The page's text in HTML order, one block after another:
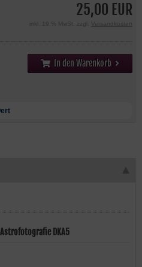
25,00 EUR
inkl. 19 % MwSt. zzgl. Versandkosten
In den Warenkorb
DKA5